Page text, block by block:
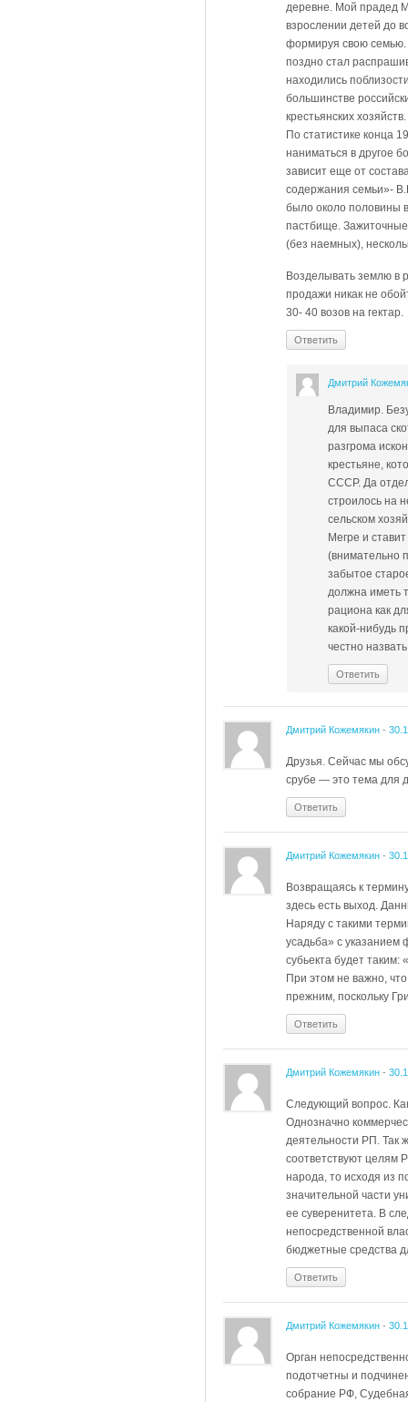
деревне. Мой прадед
взрослении детей до
формируя свою семью.
поздно стал
находились
большинстве
крестьянских
По статистике конца
наниматься в другое
зависит еще от
содержания семьи»-
было около половины
пастбище. Зажиточные
(без наемных),
Возделывать землю в
продажи никак не
30- 40 возов на гектар.
Ответить
Дмитрий
Владимир.
для выпаса
разгрома
крестьяне,
СССР. Да
строилось на
сельском
Мегре и
(внимательно
забытое
должна иметь
рациона как
какой-нибудь
честно
Ответить
Дмитрий Кожемякин -
Друзья. Сейчас мы
срубе — это тема для
Ответить
Дмитрий Кожемякин -
Возвращаясь к
здесь есть выход.
Наряду с такими
усадьба» с указанием
субьекта будет
При этом не важно,
прежним, поскольку
Ответить
Дмитрий Кожемякин -
Следующий вопрос.
Однозначно
деятельности РП. Так
соответствуют целям
народа, то исходя из
значительной части
ее суверенитета. В
непосредственной
бюджетные средства
Ответить
Дмитрий Кожемякин -
Орган
подотчетны и
собрание РФ,